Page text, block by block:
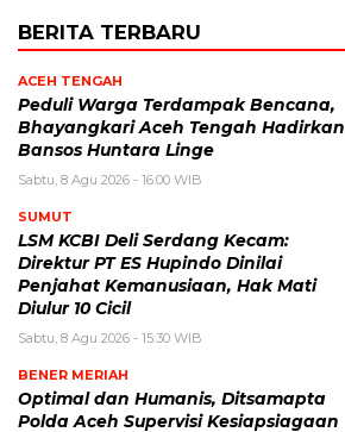
BERITA TERBARU
ACEH TENGAH
Peduli Warga Terdampak Bencana,
Bhayangkari Aceh Tengah Hadirkan
Bansos Huntara Linge
Sabtu, 8 Agu 2026 - 16:00 WIB
SUMUT
LSM KCBI Deli Serdang Kecam:
Direktur PT ES Hupindo Dinilai
Penjahat Kemanusiaan, Hak Mati
Diulur 10 Cicil
Sabtu, 8 Agu 2026 - 15:30 WIB
BENER MERIAH
Optimal dan Humanis, Ditsamapta
Polda Aceh Supervisi Kesiapsiagaan